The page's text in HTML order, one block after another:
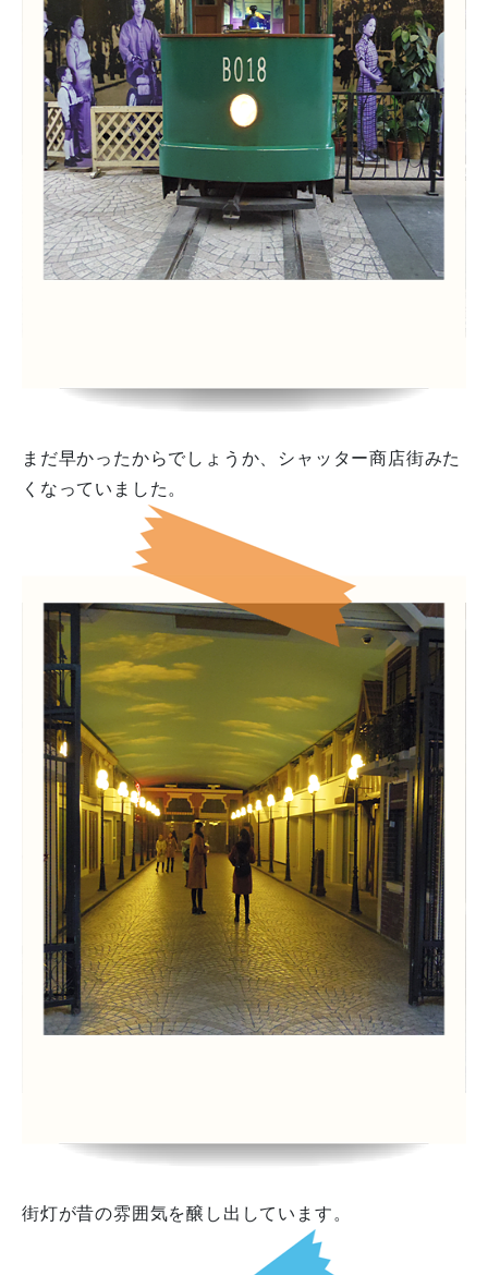
まだ早かったからでしょうか、シャッター商店街みた
くなっていました。
街灯が昔の雰囲気を醸し出しています。